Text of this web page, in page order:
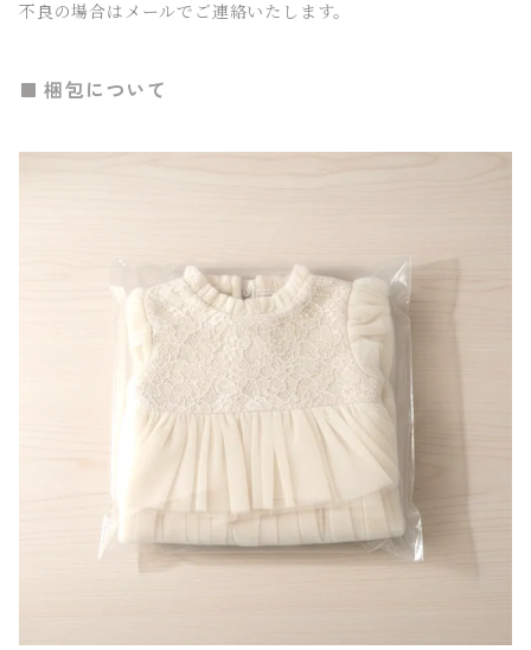
不良の場合はメールでご連絡いたします。
梱包について